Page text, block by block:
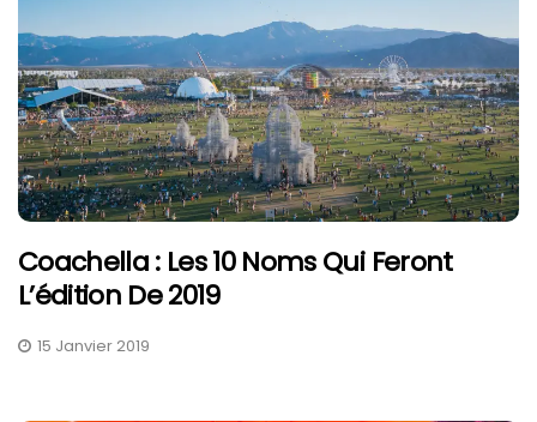
Coachella : Les 10 Noms Qui Feront
L’édition De 2019
15 Janvier 2019